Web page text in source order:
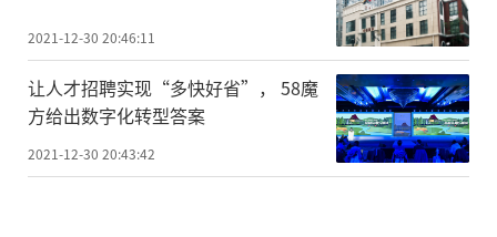
2021-12-30 20:46:11
让人才招聘实现“多快好省”， 58魔
方给出数字化转型答案
2021-12-30 20:43:42